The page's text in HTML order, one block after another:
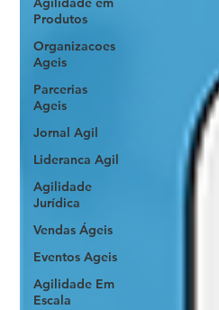
Produtos
Organizacoes
Ageis
Parcerias
Ageis
Jornal Agil
Lideranca Agil
Agilidade
Jurídica
Vendas Ágeis
Eventos Ageis
Agilidade Em
Escala